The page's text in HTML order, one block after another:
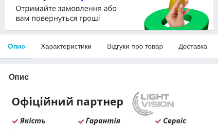
Опис Характеристики Відгуки про товар Доставка
Опис